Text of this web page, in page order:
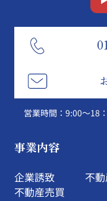
営業時間：9:00～18
事業内容
企業誘致
不動産売買
不